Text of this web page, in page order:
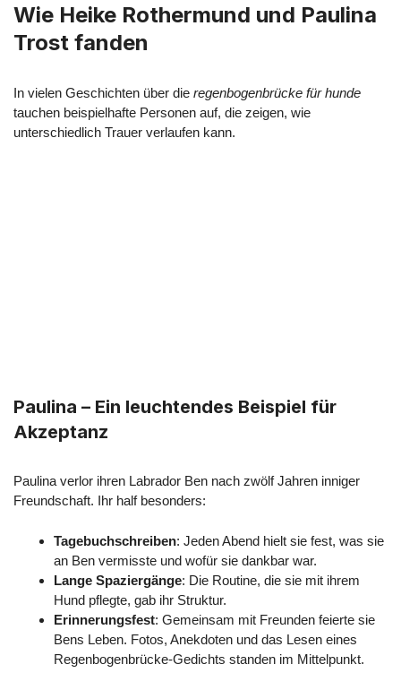
Wie Heike Rothermund und Paulina
Trost fanden
In vielen Geschichten über die regenbogenbrücke für hunde
tauchen beispielhafte Personen auf, die zeigen, wie
unterschiedlich Trauer verlaufen kann.
Paulina – Ein leuchtendes Beispiel für
Akzeptanz
Paulina verlor ihren Labrador Ben nach zwölf Jahren inniger
Freundschaft. Ihr half besonders:
Tagebuchschreiben: Jeden Abend hielt sie fest, was sie
an Ben vermisste und wofür sie dankbar war.
Lange Spaziergänge: Die Routine, die sie mit ihrem
Hund pflegte, gab ihr Struktur.
Erinnerungsfest: Gemeinsam mit Freunden feierte sie
Bens Leben. Fotos, Anekdoten und das Lesen eines
Regenbogenbrücke-Gedichts standen im Mittelpunkt.